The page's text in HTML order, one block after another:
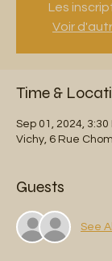
Les
Voir
Time &
Sep 01, 2024, 3:30
Vichy, 6 Rue
Guests
See All